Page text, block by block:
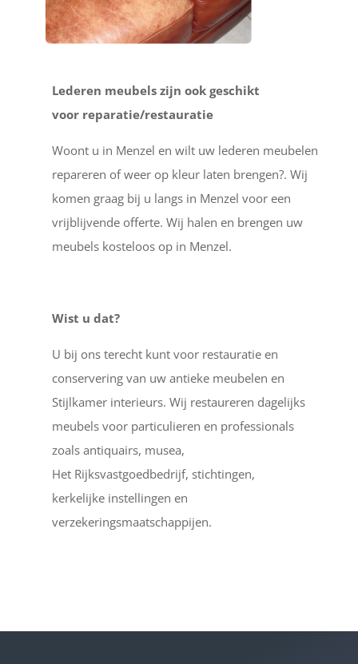
Lederen meubels zijn ook geschikt
voor reparatie/restauratie
Woont u in Menzel en wilt uw lederen meubelen
repareren of weer op kleur laten brengen?. Wij
komen graag bij u langs in Menzel voor een
vrijblijvende offerte. Wij halen en brengen uw
meubels kosteloos op in Menzel.
Wist u dat?
U bij ons terecht kunt voor restauratie en
conservering van uw antieke meubelen en
Stijlkamer interieurs. Wij restaureren dagelijks
meubels voor particulieren en professionals
zoals antiquairs, musea,
Het Rijksvastgoedbedrijf, stichtingen,
kerkelijke instellingen en
verzekeringsmaatschappijen.